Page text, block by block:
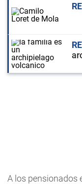
A los pensionados